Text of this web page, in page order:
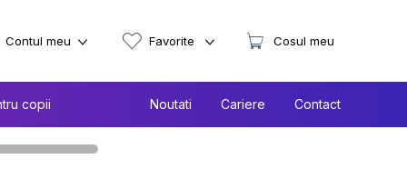
copii Noutati Cariere Contact
Contul meu Favorite Cosul meu